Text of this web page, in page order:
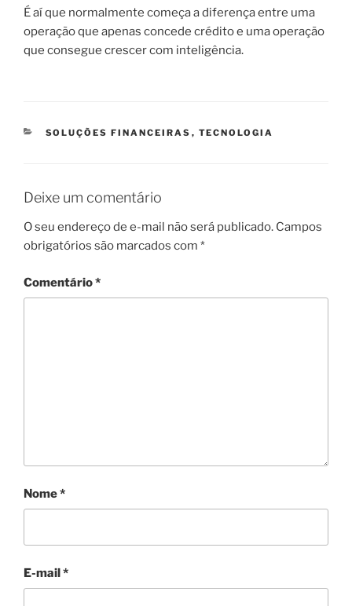
É aí que normalmente começa a diferença entre uma
operação que apenas concede crédito e uma operação
que consegue crescer com inteligência.
CATEGORIAS
SOLUÇÕES FINANCEIRAS , TECNOLOGIA
Deixe um comentário
O seu endereço de e-mail não será publicado. Campos
obrigatórios são marcados com *
Comentário*
Nome*
E-mail*